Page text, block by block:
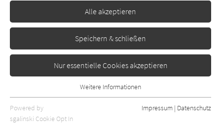
Goldmann
Alle akzeptieren
Speichern & schließen
Nur essentielle Cookies akzeptieren
Essentielle Cookies werden für grundlegende Funktionen der
Webseite benötigt. Dadurch ist gewährleistet, dass die Webseite
Weitere Informationen
Powered by
sgalinski Cookie Opt In
Impressum | Datenschutz